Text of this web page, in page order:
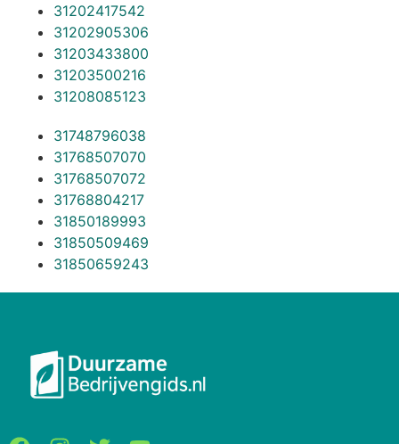
31202417542
31202905306
31203433800
31203500216
31208085123
31748796038
31768507070
31768507072
31768804217
31850189993
31850509469
31850659243